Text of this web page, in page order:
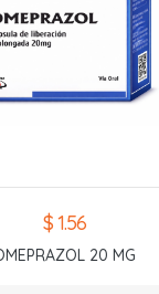
$ 1.56
20 MG